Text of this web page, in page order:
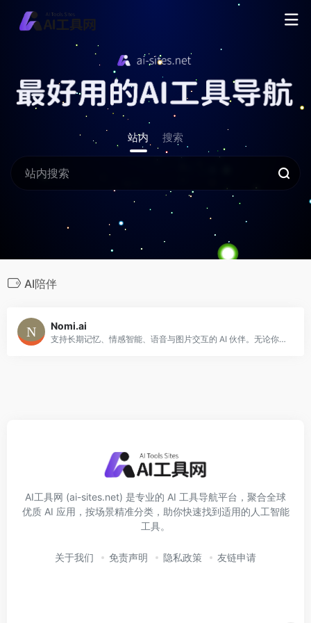
站内 搜索
AI陪伴
Nomi.ai
支持长期记忆、情感智能、语音与图片交互的 AI 伙伴。无论你想找朋友、恋人角色或创造性导师，Nomi.ai 都能成为可靠的倾听者与陪伴者。
AI工具网 (ai-sites.net) 是专业的 AI 工具导航平台，聚合全球
优质 AI 应用，按场景精准分类，助你快速找到适用的人工智能
工具。
关于我们 免责声明 隐私政策 友链申请